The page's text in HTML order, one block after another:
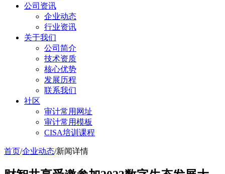
公司资讯
企业动态
行业资讯
关于我们
公司简介
技术资质
核心优势
发展历程
联系我们
社区
审计常用网址
审计常用模板
CISA培训课程
首页/企业动态/新闻详情